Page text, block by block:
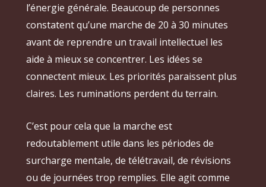
l’énergie générale. Beaucoup de personnes
constatent qu’une marche de 20 à 30 minutes
avant de reprendre un travail intellectuel les
aide à mieux se concentrer. Les idées se
connectent mieux. Les priorités paraissent plus
claires. Les ruminations perdent du terrain.
C’est pour cela que la marche est
redoutablement utile dans les périodes de
surcharge mentale, de télétravail, de révisions
ou de journées trop remplies. Elle agit comme